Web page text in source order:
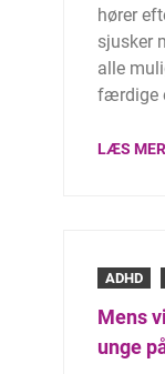
hører
sjusker
alle
færdige
LÆS
ADHD
Mens
unge